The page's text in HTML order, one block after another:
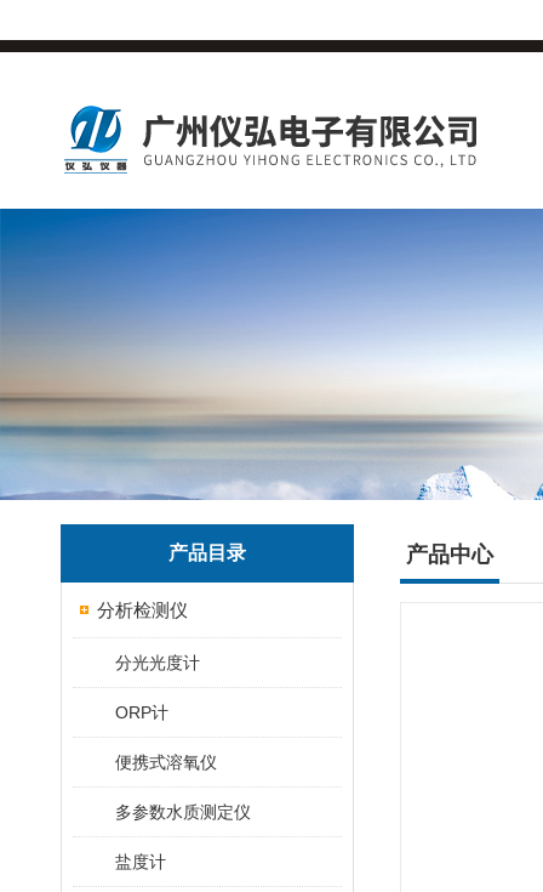
产品目录
分析检测仪
分光光度计
ORP计
便携式溶氧仪
多参数水质测定仪
盐度计
产品中心